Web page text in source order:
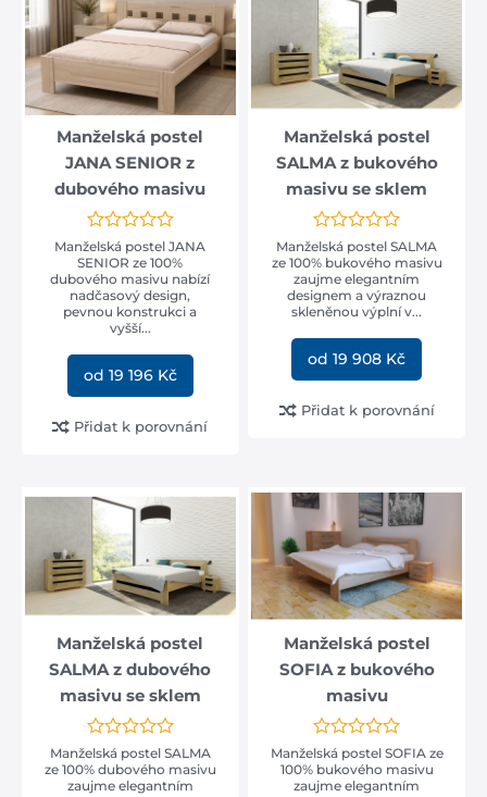
při nákupu nad 2000,-
Manželská postel
JANA SENIOR z
dubového masivu
Manželská postel JANA
SENIOR ze 100%
dubového masivu nabízí
nadčasový design,
pevnou konstrukci a
vyšší...
od 19 196 Kč
Přidat k porovnání
Manželská postel
SALMA z bukového
masivu se sklem
Manželská postel SALMA
ze 100% bukového masivu
zaujme elegantním
designem a výraznou
skleněnou výplní v...
od 19 908 Kč
Přidat k porovnání
Manželská postel
SALMA z dubového
masivu se sklem
Manželská postel SALMA
ze 100% dubového masivu
zaujme elegantním
Manželská postel
SOFIA z bukového
masivu
Manželská postel SOFIA ze
100% bukového masivu
zaujme elegantním